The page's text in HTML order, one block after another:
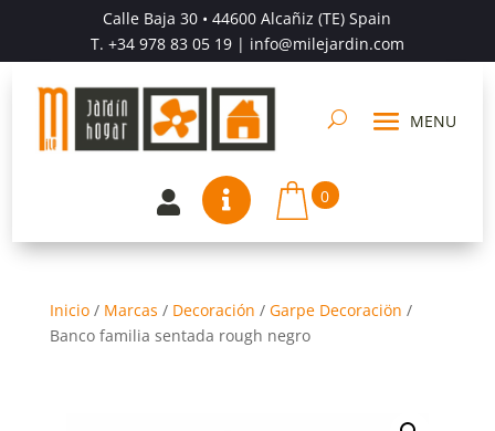
Calle Baja 30 • 44600 Alcañiz (TE) Spain
T. +34 978 83 05 19| info@milejardin.com
  0
Inicio/ Marcas / Decoración / Garpe Decoraciön /
Banco familia sentada rough negro